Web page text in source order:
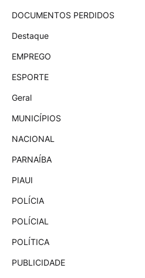
DOCUMENTOS PERDIDOS
Destaque
EMPREGO
ESPORTE
Geral
MUNICÍPIOS
NACIONAL
PARNAÍBA
PIAUI
POLÍCIA
POLÍCIAL
POLÍTICA
PUBLICIDADE